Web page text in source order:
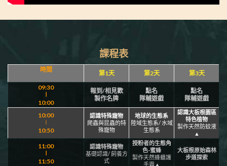
課程表
時間 第1天 第2天
第3天
09:30
∣
10:00
報到/相見歡
製作名牌
點名
隊輔遊戲
點名
隊輔遊戲
10:00
∣
10:50
認識特殊寵物
爬蟲與昆蟲的特
殊寵物
地球的生態系
陸域生態系/ 水域
生態系
認識大板根園區
特色植物
製作天然防蚊液
▲
11:00
∣
11:50
認識特殊寵物
基礎認識/ 飼養方
式
授粉者的生態角
色-蜜蜂
製作天然蜂蠟護
手霜▲
大板根原始森林
步道探索